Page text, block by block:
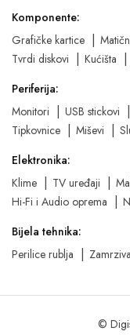
Komponente:
Grafičke kartice
Tvrdi diskovi
Kućišta
Periferija:
Monitori
USB stickovi
Tipkovnice
Miševi
Elektronika:
Klime
TV uređaji
Hi-Fi i Audio oprema
Bijela tehnika:
Perilice rublja
©